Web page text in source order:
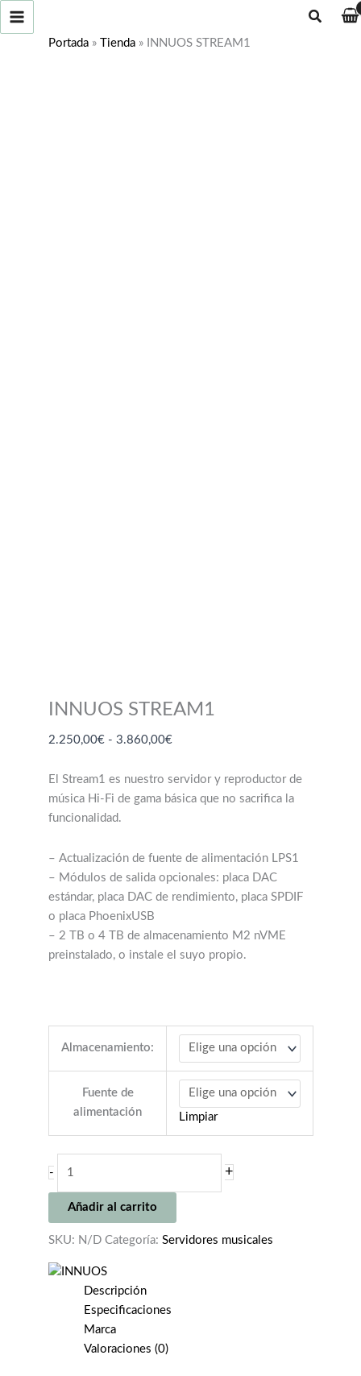
contenido
Buscar
Portada » Tienda » INNUOS STREAM1
INNUOS STREAM1
2.250,00€ - 3.860,00€Rango
precios:
desde
3.860,00€
El Stream1 es nuestro servidor y reproductor de
música Hi-Fi de gama básica que no sacrifica la
funcionalidad.
– Actualización de fuente de alimentación LPS1
– Módulos de salida opcionales: placa DAC
estándar, placa DAC de rendimiento, placa SPDIF
o placa PhoenixUSB
– 2 TB o 4 TB de almacenamiento M2 nVME
preinstalado, o instale el suyo propio.
Almacenamiento:
Fuente de
alimentación
Limpiar
-
cantidad
+
Añadir al carrito
SKU: N/D Categoría: Servidores musicales
Descripción
Especificaciones
Marca
Valoraciones (0)